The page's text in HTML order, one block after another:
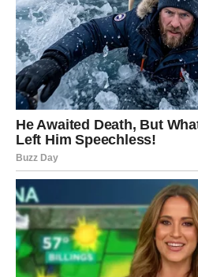
Poruka za Raka
Prestani da očekuješ najgore.